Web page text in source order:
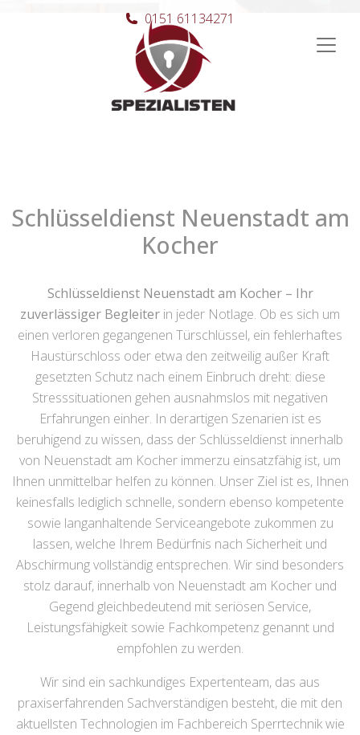
Hauptnavigation
0151 61134271
Schlüsseldienst Neuenstadt am
Kocher
Schlüsseldienst Neuenstadt am Kocher – Ihr
zuverlässiger Begleiter in jeder Notlage. Ob es sich um
einen verloren gegangenen Türschlüssel, ein fehlerhaftes
Haustürschloss oder etwa den zeitweilig außer Kraft
gesetzten Schutz nach einem Einbruch dreht: diese
Stresssituationen gehen ausnahmslos mit negativen
Erfahrungen einher. In derartigen Szenarien ist es
beruhigend zu wissen, dass der Schlüsseldienst innerhalb
von Neuenstadt am Kocher immerzu einsatzfähig ist, um
Ihnen unmittelbar helfen zu können. Unser Ziel ist es, Ihnen
keinesfalls lediglich schnelle, sondern ebenso kompetente
sowie langanhaltende Serviceangebote zukommen zu
lassen, welche Ihrem Bedürfnis nach Sicherheit und
Abschirmung vollständig entsprechen. Wir sind besonders
stolz darauf, innerhalb von Neuenstadt am Kocher und
Gegend gleichbedeutend mit seriösen Service,
Leistungsfähigkeit sowie Fachkompetenz genannt und
empfohlen zu werden.
Wir sind ein sachkundiges Expertenteam, das aus
praxiserfahrenden Sachverständigen besteht, die mit den
aktuellsten Technologien im Fachbereich Sperrtechnik wie